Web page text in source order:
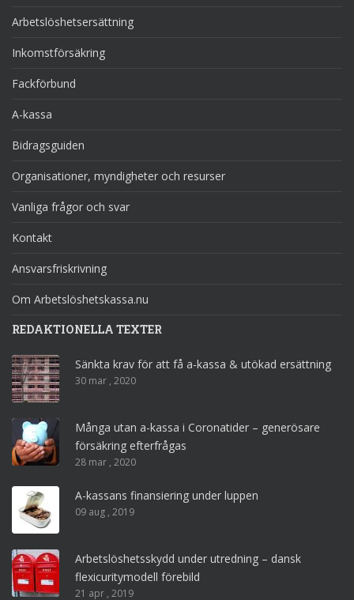
Arbetslöshetsersättning
Inkomstförsäkring
Fackförbund
A-kassa
Bidragsguiden
Organisationer, myndigheter och resurser
Vanliga frågor och svar
Kontakt
Ansvarsfriskrivning
Om Arbetslöshetskassa.nu
REDAKTIONELLA TEXTER
Sänkta krav för att få a-kassa & utökad ersättning
30 mar , 2020
Många utan a-kassa i Coronatider – generösare
försäkring efterfrågas
28 mar , 2020
A-kassans finansiering under luppen
09 aug , 2019
Arbetslöshetsskydd under utredning – dansk
flexicuritymodell förebild
21 apr , 2019